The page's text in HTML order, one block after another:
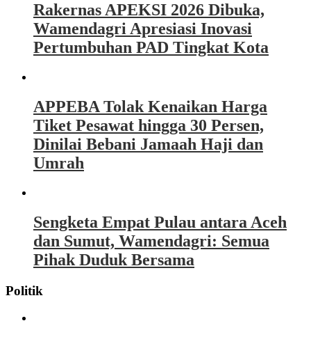
Rakernas APEKSI 2026 Dibuka,
Wamendagri Apresiasi Inovasi
Pertumbuhan PAD Tingkat Kota
APPEBA Tolak Kenaikan Harga
Tiket Pesawat hingga 30 Persen,
Dinilai Bebani Jamaah Haji dan
Umrah
Sengketa Empat Pulau antara Aceh
dan Sumut, Wamendagri: Semua
Pihak Duduk Bersama
Politik